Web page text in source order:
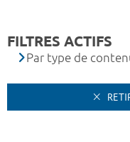
FILTRES ACTIFS
Par type de